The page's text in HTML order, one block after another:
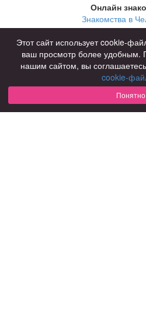
Онлайн
Знакомства в
Знакомства
Знакомства в
Для чего
для брака и
для любви
для
Этот сайт использует cookie-
ваш просмотр более удобным.
нашим сайтом, вы
cookie-
Понятно